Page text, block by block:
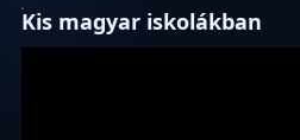
Kis magyar iskolákban